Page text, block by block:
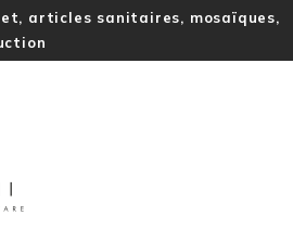
articles sanitaires, mosaïques,